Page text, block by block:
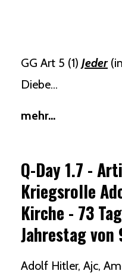
GG Art 5 (1) Jeder
Diebe...
mehr...
Q-Day 1.7 -
Kriegsrolle
Kirche - 73
Jahrestag von
Adolf Hitler Ajc